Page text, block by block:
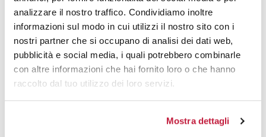
analizzare il nostro traffico. Condividiamo inoltre
informazioni sul modo in cui utilizzi il nostro sito con i
nostri partner che si occupano di analisi dei dati web,
pubblicità e social media, i quali potrebbero combinarle
con altre informazioni che hai fornito loro o che hanno
raccolto dal tuo utilizzo dei loro servizi.
Mostra dettagli
Domande e risposte
Prodotti alternativi